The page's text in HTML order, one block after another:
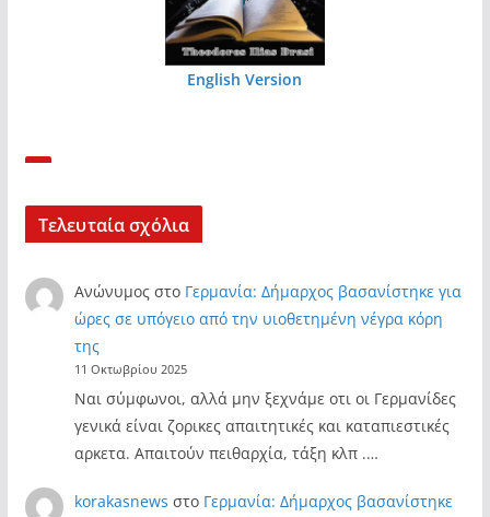
English Version
Τελευταία σχόλια
Ανώνυμος στο Γερμανία: Δήμαρχος βασανίστηκε για
ώρες σε υπόγειο από την υιοθετημένη νέγρα κόρη
της
11 Οκτωβρίου 2025
Ναι σύμφωνοι, αλλά μην ξεχνάμε οτι οι Γερμανίδες
γενικά είναι ζορικες απαιτητικές και καταπιεστικές
αρκετα. Απαιτούν πειθαρχία, τάξη κλπ .…
korakasnews στο Γερμανία: Δήμαρχος βασανίστηκε